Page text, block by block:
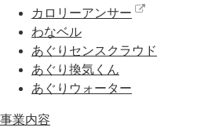
カロリーアンサー
わなベル
あぐりセンスクラウド
あぐり換気くん
あぐりウォーター
事業内容